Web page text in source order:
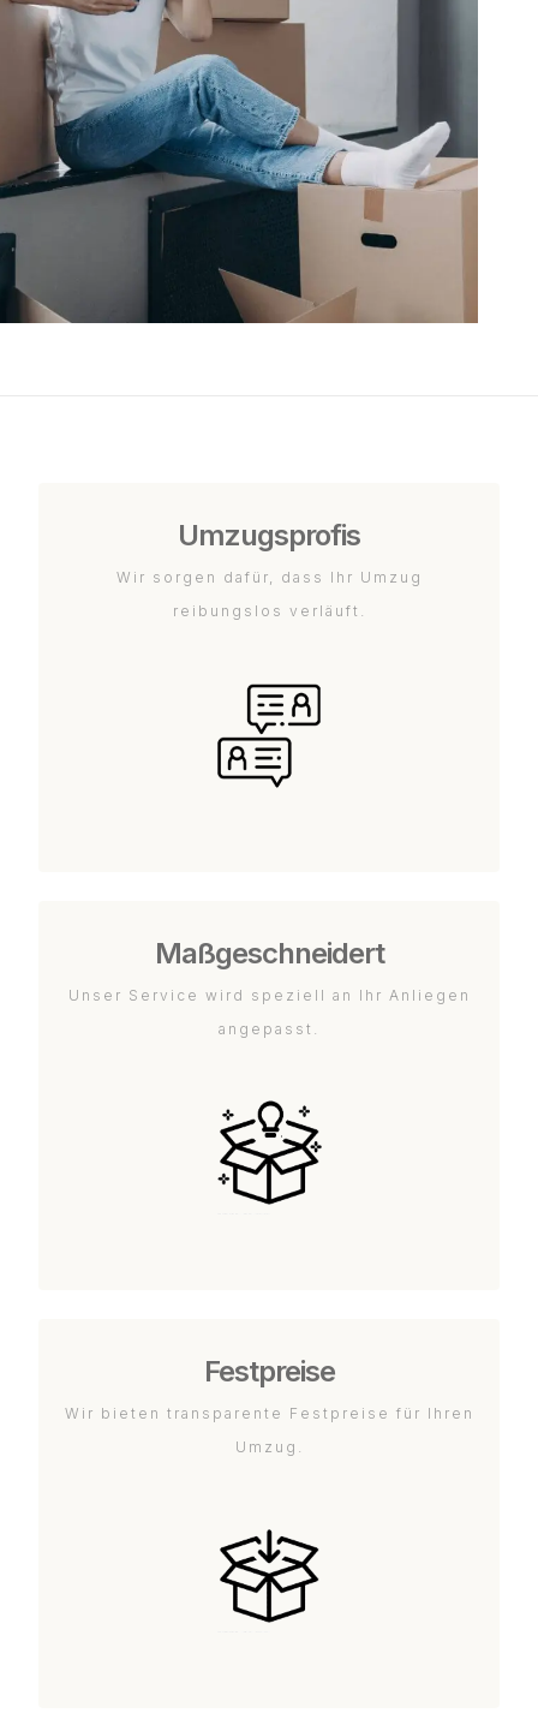
Umzugsprofis
Wir sorgen dafür, dass Ihr Umzug
reibungslos verläuft.
Maßgeschneidert
Unser Service wird speziell an Ihr Anliegen
angepasst.
Festpreise
Wir bieten transparente Festpreise für Ihren
Umzug.